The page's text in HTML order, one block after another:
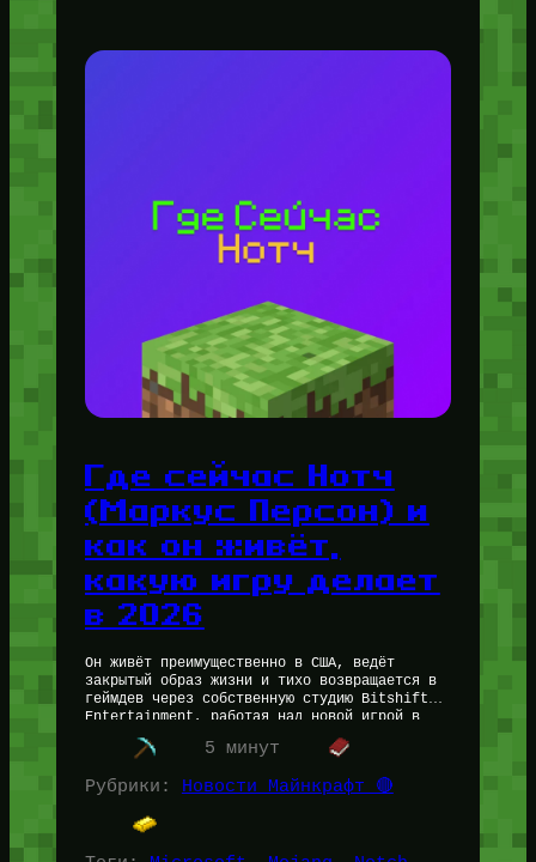
Где сейчас Нотч
(Маркус Персон) и
как он живёт,
какую игру делает
в 2026
Он живёт преимущественно в США, ведёт
закрытый образ жизни и тихо возвращается в
геймдев через собственную студию Bitshift
Entertainment, работая над новой игрой в
жанре рогалика. Его состояние оценивают
примерно…
5 минут
Рубрики: Новости Майнкрафт 🔴